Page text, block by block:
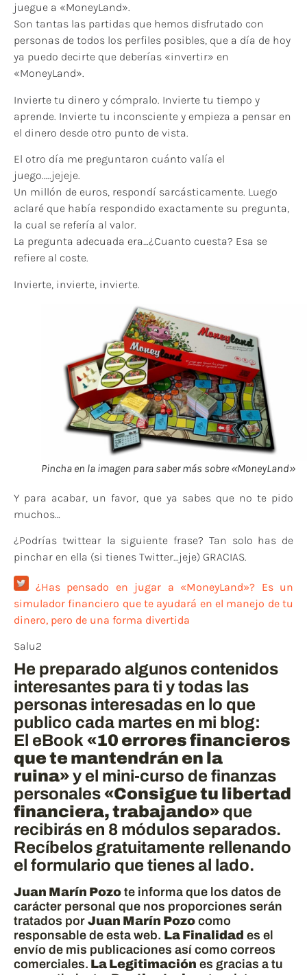
juegue a «MoneyLand».
Son tantas las partidas que hemos disfrutado con
personas de todos los perfiles posibles, que a día de hoy
ya puedo decirte que deberías «invertir» en
«MoneyLand».
Invierte tu dinero y cómpralo. Invierte tu tiempo y
aprende. Invierte tu inconsciente y empieza a pensar en
el dinero desde otro punto de vista.
El otro día me preguntaron cuánto valía el
juego…..jejeje.
Un millón de euros, respondí sarcásticamente. Luego
aclaré que había respondido exactamente su pregunta,
la cual se refería al valor.
La pregunta adecuada era…¿Cuanto cuesta? Esa se
refiere al coste.
Invierte, invierte, invierte.
Pincha en la imagen para saber más sobre «MoneyLand»
Y para acabar, un favor, que ya sabes que no te pido
muchos…
¿Podrías twittear la siguiente frase? Tan solo has de
pinchar en ella (si tienes Twitter…jeje) GRACIAS.
¿Has pensado en jugar a «MoneyLand»? Es un
simulador financiero que te ayudará en el manejo de tu
dinero, pero de una forma divertida
Salu2
He preparado algunos contenidos
interesantes para ti y todas las
personas interesadas en lo que
publico cada martes en mi blog:
El eBook «10 errores financieros
que te mantendrán en la
ruina»y el mini-curso de finanzas
personales«Consigue tu libertad
financiera, trabajando» que
recibirás en 8 módulos separados.
Recíbelos gratuitamente rellenando
el formulario que tienes al lado.
Juan Marín Pozo te informa que los datos de
carácter personal que nos proporciones serán
tratados por Juan Marín Pozo como
responsable de esta web. La Finalidad es el
envío de mis publicaciones así como correos
comerciales. La Legitimación es gracias a tu